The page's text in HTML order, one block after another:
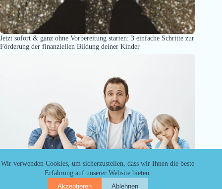
Wir verwenden Cookies, um sicherzustellen, dass wir Ihnen die beste
Erfahrung auf unserer Website bieten.
Akzeptieren
Ablehnen
Jetzt sofort & ganz ohne Vorbereitung starten: 3 einfache Schritte zur
Förderung der finanziellen Bildung deiner Kinder